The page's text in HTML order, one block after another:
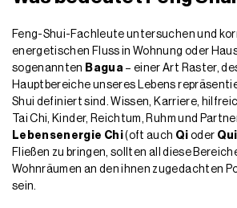
Feng-Shui-Fachleute untersuchen und
energetischen Fluss in Wohnung oder
sogenannten Bagua – einer Art Raster,
Hauptbereiche unseres Lebens
Shui definiert sind. Wissen, Karriere,
Tai Chi, Kinder, Reichtum, Ruhm und
Lebensenergie Chi(oft auch Qi oder Qui
Fließen zu bringen, sollten all diese
Wohnräumen an den ihnen zugedachten
sein.